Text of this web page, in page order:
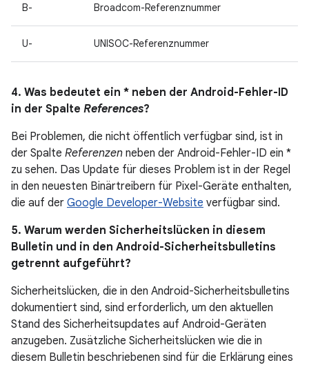
B- Broadcom-Referenznummer
U- UNISOC-Referenznummer
4. Was bedeutet ein * neben der Android-Fehler-ID
in der Spalte References?
Bei Problemen, die nicht öffentlich verfügbar sind, ist in
der Spalte Referenzen neben der Android-Fehler-ID ein *
zu sehen. Das Update für dieses Problem ist in der Regel
in den neuesten Binärtreibern für Pixel-Geräte enthalten,
die auf der Google Developer-Website verfügbar sind.
5. Warum werden Sicherheitslücken in diesem
Bulletin und in den Android-Sicherheitsbulletins
getrennt aufgeführt?
Sicherheitslücken, die in den Android-Sicherheitsbulletins
dokumentiert sind, sind erforderlich, um den aktuellen
Stand des Sicherheitsupdates auf Android-Geräten
anzugeben. Zusätzliche Sicherheitslücken wie die in
diesem Bulletin beschriebenen sind für die Erklärung eines